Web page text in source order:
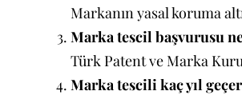
Markanın yasal koruma
Marka tescil başvurusu
Türk Patent ve Marka
Marka tescili kaç yıl